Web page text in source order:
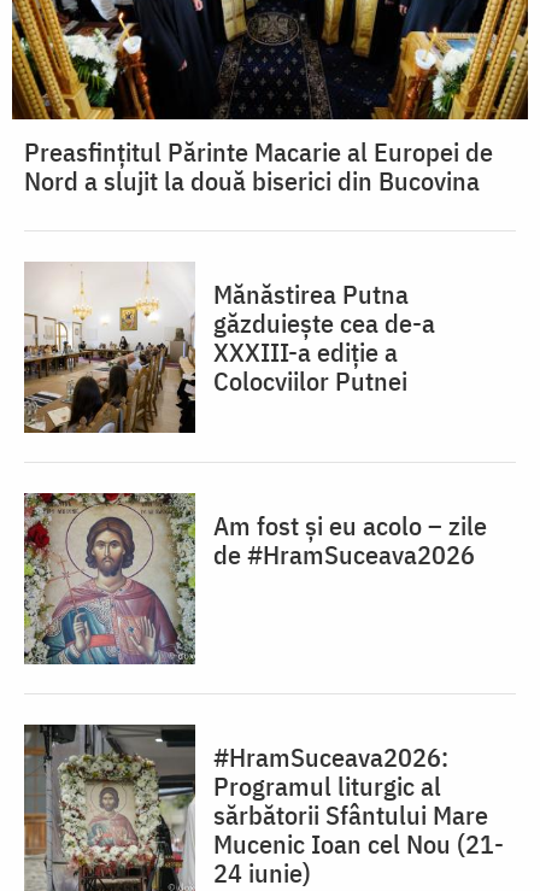
Preasfințitul Părinte Macarie al Europei de
Nord a slujit la două biserici din Bucovina
Mănăstirea Putna
găzduiește cea de-a
XXXIII-a ediție a
Colocviilor Putnei
Am fost și eu acolo – zile
de #HramSuceava2026
#HramSuceava2026:
Programul liturgic al
sărbătorii Sfântului Mare
Mucenic Ioan cel Nou (21-
24 iunie)